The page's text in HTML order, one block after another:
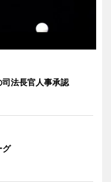
法長官人事承認
グ